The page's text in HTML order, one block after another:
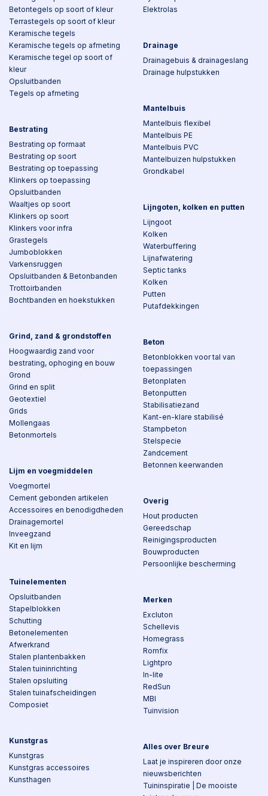
Betontegels op soort of kleur
Terrastegels op soort of kleur
Keramische tegels
Keramische tegels op afmeting
Keramische tegel op soort of
kleur
Opsluitbanden
Tegels op afmeting
Bestrating
Bestrating op formaat
Bestrating op soort
Bestrating op toepassing
Klinkers op toepassing
Opsluitbanden
Waaltjes op soort
Klinkers op soort
Klinkers voor infra
Grastegels
Jumboblokken
Varkensruggen
Opsluitbanden & Betonbanden
Trottoirbanden
Bochtbanden en hoekstukken
Grind, zand & grondstoffen
Hoogwaardig zand voor
bestrating, ophoging en bouw
Grond
Grind en split
Geotextiel
Grids
Mollengaas
Betonmortels
Lijm en voegmiddelen
Voegmortel
Cement gebonden artikelen
Accessoires en benodigdheden
Drainagemortel
Inveegzand
Kit en lijm
Tuinelementen
Opsluitbanden
Stapelblokken
Schutting
Betonelementen
Afwerkrand
Stalen plantenbakken
Stalen tuininrichting
Stalen opsluiting
Stalen tuinafscheidingen
Composiet
Kunstgras
Kunstgras
Kunstgras accessoires
Kunsthagen
Elektrolas
Drainage
Drainagebuis & drainageslang
Drainage hulpstukken
Mantelbuis
Mantelbuis flexibel
Mantelbuis PE
Mantelbuis PVC
Mantelbuizen hulpstukken
Grondkabel
Lijngoten, kolken en putten
Lijngoot
Kolken
Waterbuffering
Lijnafwatering
Septic tanks
Kolken
Putten
Putafdekkingen
Beton
Betonblokken voor tal van
toepassingen
Betonplaten
Betonputten
Stabilisatiezand
Kant-en-klare stabilisé
Stampbeton
Stelspecie
Zandcement
Betonnen keerwanden
Overig
Hout producten
Gereedschap
Reinigingsproducten
Bouwproducten
Persoonlijke bescherming
Merken
Excluton
Schellevis
Homegrass
Romfix
Lightpro
In-lite
RedSun
MBI
Tuinvision
Alles over Breure
Laat je inspireren door onze
nieuwsberichten
Tuininspiratie | De mooiste